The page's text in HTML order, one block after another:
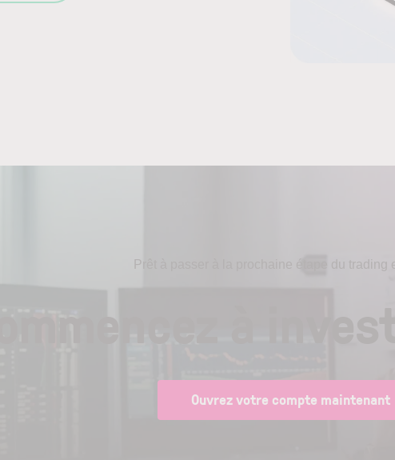
Prêt à passer à la prochaine étape du trading
Commencez à
Ouvrez votre compte maintenant